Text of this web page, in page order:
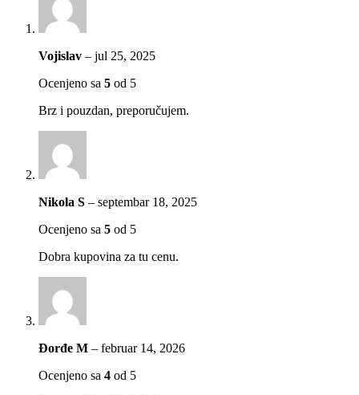
Vojislav – jul 25, 2025
Ocenjeno sa 5 od 5
Brz i pouzdan, preporučujem.
Nikola S – septembar 18, 2025
Ocenjeno sa 5 od 5
Dobra kupovina za tu cenu.
Đorđe M – februar 14, 2026
Ocenjeno sa 4 od 5